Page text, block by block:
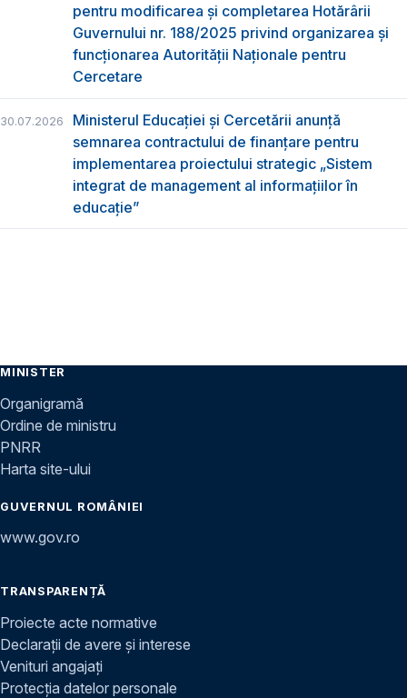
pentru modificarea și completarea Hotărârii
Guvernului nr. 188/2025 privind organizarea şi
funcţionarea Autorităţii Naţionale pentru
Cercetare
30.07.2026
Ministerul Educației și Cercetării anunță
semnarea contractului de finanțare pentru
implementarea proiectului strategic „Sistem
integrat de management al informațiilor în
educație”
MINISTER
Organigramă
Ordine de ministru
PNRR
Harta site-ului
GUVERNUL ROMÂNIEI
www.gov.ro
TRANSPARENȚĂ
Proiecte acte normative
Declarații de avere și interese
Venituri angajați
Protecția datelor personale